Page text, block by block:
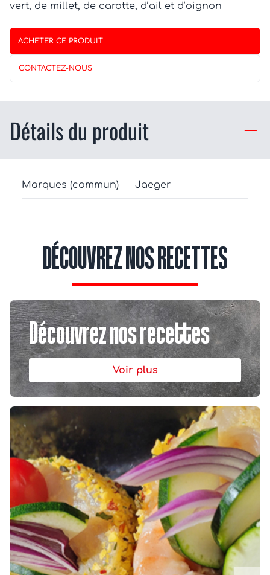
vert, de millet, de carotte, d’ail et d’oignon
ACHETER CE PRODUIT
CONTACTEZ-NOUS
Détails du produit
Marques (commun) Jaeger
DÉCOUVREZ NOS RECETTES
Découvrez nos recettes
Voir plus